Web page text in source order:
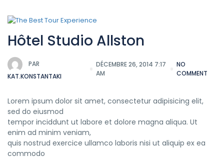
Hôtel Studio Allston
PAR
KAT.KONSTANTAKI
DÉCEMBRE 26, 2014 7:17
AM
NO
COMMENT
Lorem ipsum dolor sit amet, consectetur adipisicing elit,
sed do eiusmod
tempor inciddunt ut labore et dolore magna aliqua. Ut
enim ad minim veniam,
quis nostrud exercice ullamco laboris nisi ut aliquip ex ea
commodo